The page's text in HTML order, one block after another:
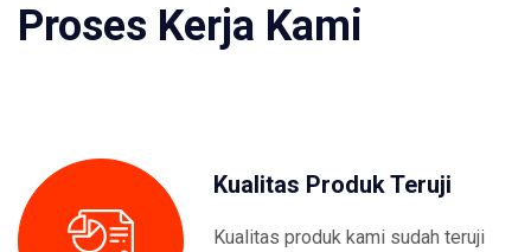
Proses Kerja Kami
Kualitas Produk Teruji
Kualitas produk kami sudah teruji